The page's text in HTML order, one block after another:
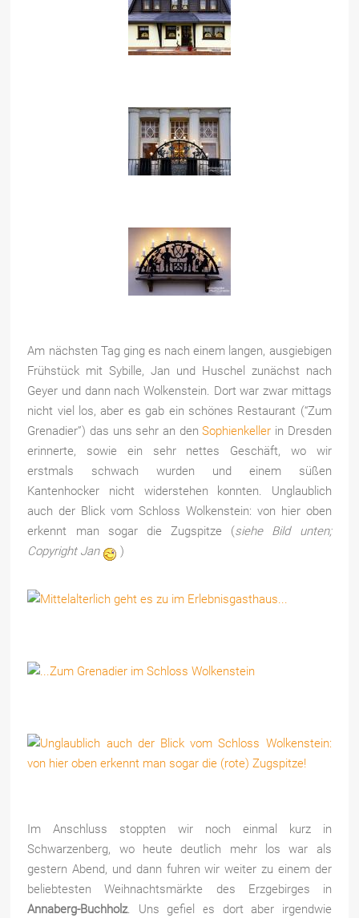
Am nächsten Tag ging es nach einem langen, ausgiebigen
Frühstück mit Sybille, Jan und Huschel zunächst nach
Geyer und dann nach Wolkenstein. Dort war zwar mittags
nicht viel los, aber es gab ein schönes Restaurant (“Zum
Grenadier”) das uns sehr an denSophienkeller in Dresden
erinnerte, sowie ein sehr nettes Geschäft, wo wir
erstmals schwach wurden und einem süßen
Kantenhocker nicht widerstehen konnten. Unglaublich
auch der Blick vom Schloss Wolkenstein: von hier oben
erkennt man sogar die Zugspitze (siehe Bild unten;
Copyright Jan
)
Im Anschluss stoppten wir noch einmal kurz in
Schwarzenberg, wo heute deutlich mehr los war als
gestern Abend, und dann fuhren wir weiter zu einem der
beliebtesten Weihnachtsmärkte des Erzgebirges in
Annaberg-Buchholz. Uns gefiel es dort aber irgendwie